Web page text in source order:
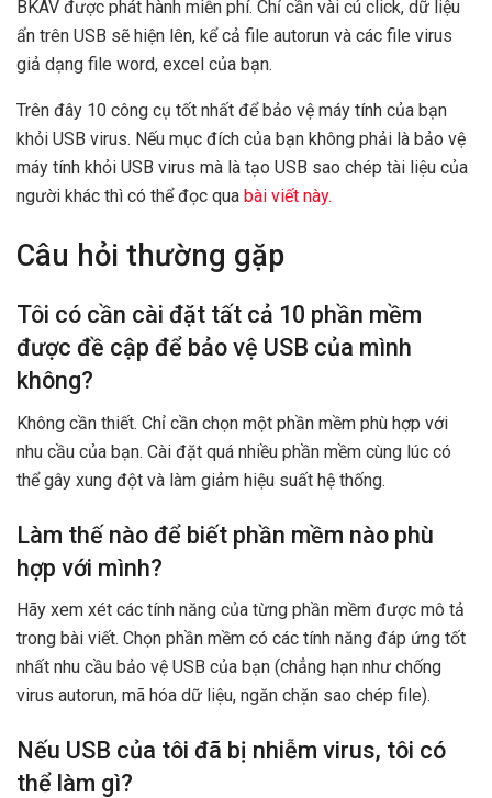
BKAV được phát hành miễn phí. Chỉ cần vài cú click, dữ liệu
ẩn trên USB sẽ hiện lên, kể cả file autorun và các file virus
giả dạng file word, excel của bạn.
Trên đây 10 công cụ tốt nhất để bảo vệ máy tính của bạn
khỏi USB virus. Nếu mục đích của bạn không phải là bảo vệ
máy tính khỏi USB virus mà là tạo USB sao chép tài liệu của
người khác thì có thể đọc qua bài viết này.
Câu hỏi thường gặp
Tôi có cần cài đặt tất cả 10 phần mềm
được đề cập để bảo vệ USB của mình
không?
Không cần thiết. Chỉ cần chọn một phần mềm phù hợp với
nhu cầu của bạn. Cài đặt quá nhiều phần mềm cùng lúc có
thể gây xung đột và làm giảm hiệu suất hệ thống.
Làm thế nào để biết phần mềm nào phù
hợp với mình?
Hãy xem xét các tính năng của từng phần mềm được mô tả
trong bài viết. Chọn phần mềm có các tính năng đáp ứng tốt
nhất nhu cầu bảo vệ USB của bạn (chẳng hạn như chống
virus autorun, mã hóa dữ liệu, ngăn chặn sao chép file).
Nếu USB của tôi đã bị nhiễm virus, tôi có
thể làm gì?